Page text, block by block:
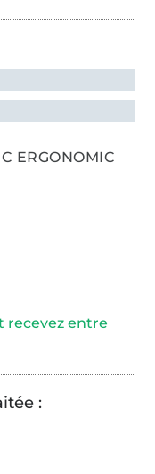
ERGONOMIC
recevez entre
: